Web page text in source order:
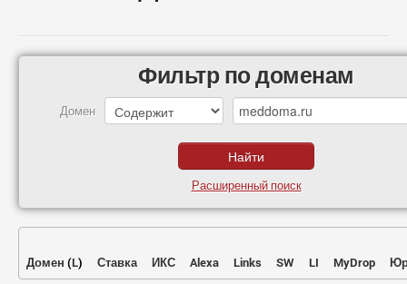
Фильтр по доменам
Домен
Расширенный поиск
Домен (L) Ставка ИКС Alexa Links SW LI MyDrop